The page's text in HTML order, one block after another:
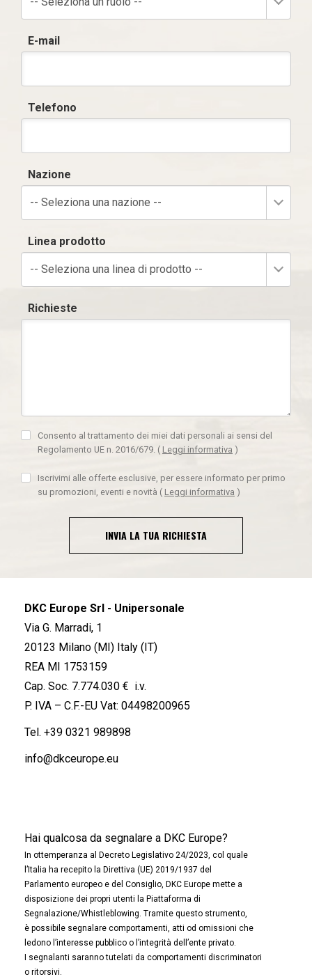
E-mail
Telefono
Nazione
-- Seleziona una nazione --
Linea prodotto
-- Seleziona una linea di prodotto --
Richieste
Consento al trattamento dei miei dati personali ai sensi del
Regolamento UE n. 2016/679. ( Leggi informativa )
Iscrivimi alle offerte esclusive, per essere informato per primo
su promozioni, eventi e novità ( Leggi informativa )
INVIA LA TUA RICHIESTA
DKC Europe Srl - Unipersonale
Via G. Marradi, 1
20123 Milano (MI) Italy (IT)
REA MI 1753159
Cap. Soc. 7.774.030 € i.v.
P. IVA – C.F.-EU Vat: 04498200965
Tel. +39 0321 989898
info@dkceurope.eu
Hai qualcosa da segnalare a DKC Europe?
In ottemperanza al Decreto Legislativo 24/2023, col quale
l’Italia ha recepito la Direttiva (UE) 2019/1937 del
Parlamento europeo e del Consiglio, DKC Europe mette a
disposizione dei propri utenti la Piattaforma di
Segnalazione/Whistleblowing. Tramite questo strumento,
è possibile segnalare comportamenti, atti od omissioni che
ledono l’interesse pubblico o l’integrità dell’ente privato.
I segnalanti saranno tutelati da comportamenti discriminatori
o ritorsivi.